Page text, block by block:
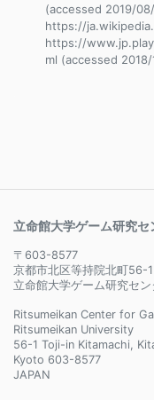
(accessed 2019/
https://
https://
ml (accessed 2018/
立命館大学ゲーム研究
〒603-8577
京都市北区等持院北町56-1
立命館大学ゲーム研究セン
Ritsumeikan Center for
Ritsumeikan University
56-1 Toji-in Kitamachi,
Kyoto 603-8577
JAPAN